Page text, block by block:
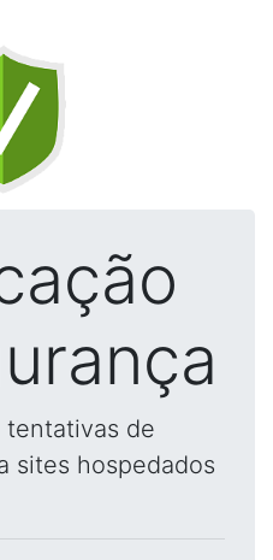
tentativas de
sites hospedados